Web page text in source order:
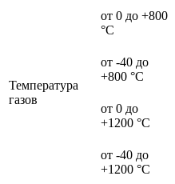
Температура
газов
от 0 до +800
°С
от -40 до
+800 °С
от 0 до
+1200 °С
от -40 до
+1200 °С